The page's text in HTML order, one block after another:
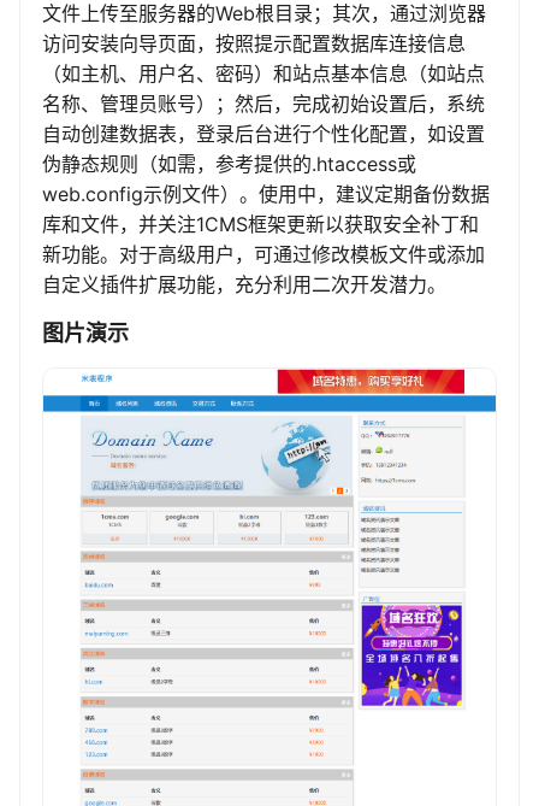
文件上传至服务器的Web根目录；其次，通过浏览器
访问安装向导页面，按照提示配置数据库连接信息
（如主机、用户名、密码）和站点基本信息（如站点
名称、管理员账号）；然后，完成初始设置后，系统
自动创建数据表，登录后台进行个性化配置，如设置
伪静态规则（如需，参考提供的.htaccess或
web.config示例文件）。使用中，建议定期备份数据
库和文件，并关注1CMS框架更新以获取安全补丁和
新功能。对于高级用户，可通过修改模板文件或添加
自定义插件扩展功能，充分利用二次开发潜力。
图片演示